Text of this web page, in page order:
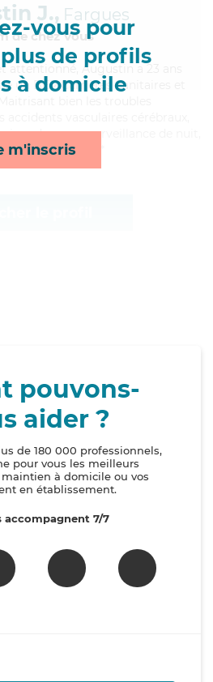
vous pour
de profils
à domicile
m'inscris
J., Fargues
de chez Vous
attentionné, Augustin a 23 ans
un BEP Carrières Sanitaires et
de repas, surveillance de nuit,
et lever/coucher*
pouvons-
aider ?
de 180 000 professionnels,
pour vous les meilleurs
à domicile ou vos
en établissement.
accompagnent 7/7